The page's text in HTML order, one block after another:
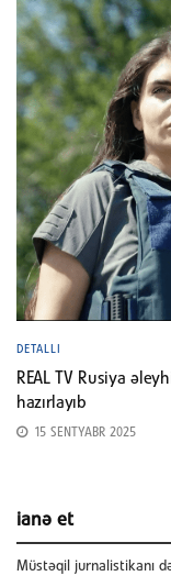
DETALLI
REAL TV Rusiya
hazırlayıb
15 SENTYABR 2025
ianə et
Müstəqil jurnalistikanı